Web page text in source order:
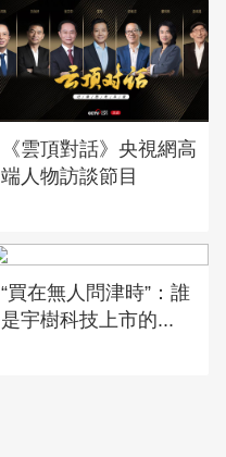
《雲頂對話》央視網高
端人物訪談節目
“買在無人問津時”：誰
是宇樹科技上市的...